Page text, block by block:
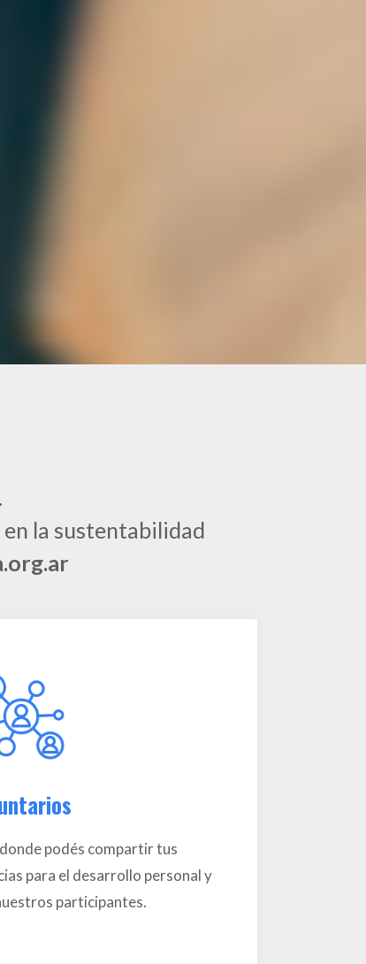
la sustentabilidad
podés compartir tus
para el desarrollo personal y
participantes.